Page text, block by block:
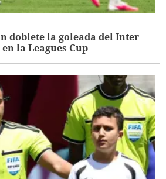
doblete la goleada del Inter
la Leagues Cup